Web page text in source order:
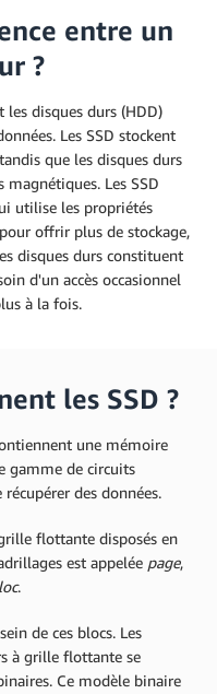
entre un
?
les disques durs (HDD)
Les SSD stockent
que les disques durs
magnétiques. Les SSD
utilise les propriétés
offrir plus de stockage,
disques durs constituent
d'un accès occasionnel
à la fois.
les SSD ?
une mémoire
gamme de circuits
des données.
flottante disposés en
est appelée page,
.
de ces blocs. Les
à grille flottante se
Ce modèle binaire